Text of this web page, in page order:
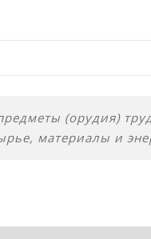
(орудия)
материалы и